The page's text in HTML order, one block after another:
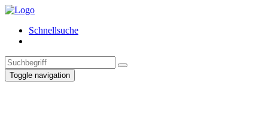
Schnellsuche
Toggle navigation